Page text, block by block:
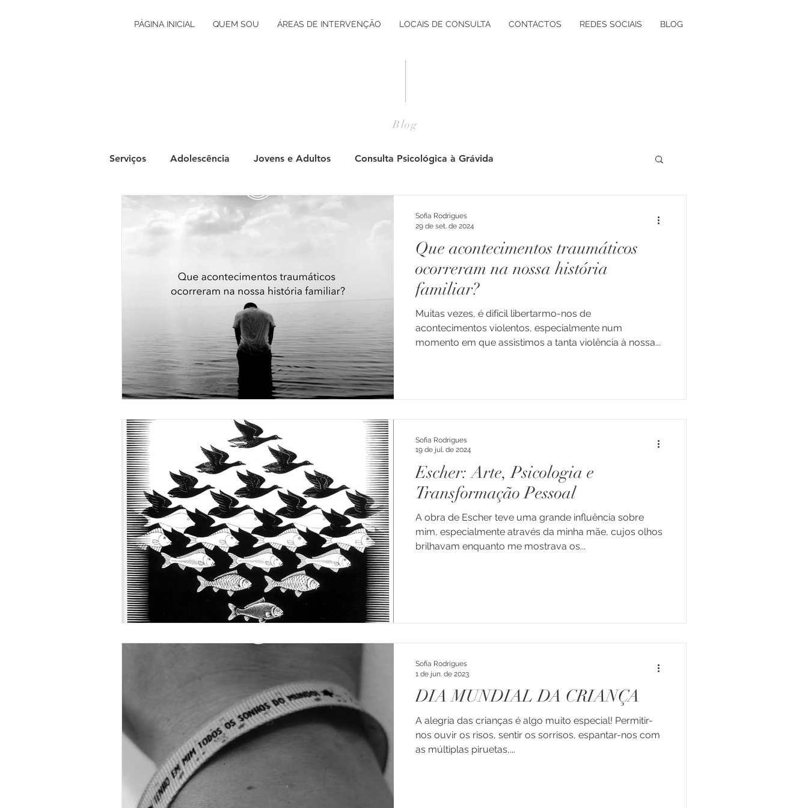
PÁGINA INICIAL QUEM SOU ÁREAS DE INTERVENÇÃO LOCAIS DE CONSULTA CONTACTOS REDES SOCIAIS BLOG
Blog
Serviços Adolescência Jovens e Adultos Consulta Psicológica à Grávida
Grávidez e Primeira Infância
Desenvolvimento Pessoal Desenvolvimento Vocacional
Ansiedade
Consulta Psicológica de Jovens e Ad Luto Depressão
Identidade Eneagrama Professores Educação Consultoria Crianças e Jovens
Emoções Relações Parentalidade
Que acontecimentos traumáticos
ocorreram na nossa história
familiar?
Muitas vezes, é difícil libertarmo-nos de
acontecimentos violentos, especialmente num
momento em que assistimos a tanta violência à nossa...
Sofia Rodrigues
29 de set. de 2024
Escher: Arte, Psicologia e
Transformação Pessoal
A obra de Escher teve uma grande influência sobre
mim, especialmente através da minha mãe, cujos olhos
brilhavam enquanto me mostrava os...
Sofia Rodrigues
19 de jul. de 2024
DIA MUNDIAL DA CRIANÇA
A alegria das crianças é algo muito especial! Permitir-
nos ouvir os risos, sentir os sorrisos, espantar-nos com
as múltiplas piruetas,...
Sofia Rodrigues
1 de jun. de 2023